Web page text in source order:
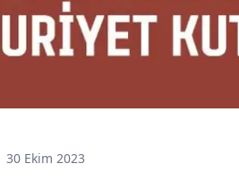
30 Ekim 2023